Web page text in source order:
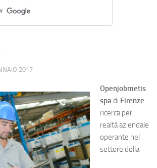
2017
Openjobmetis
spadi Firenze
ricerca per
realtà aziendale
operante nel
settore della